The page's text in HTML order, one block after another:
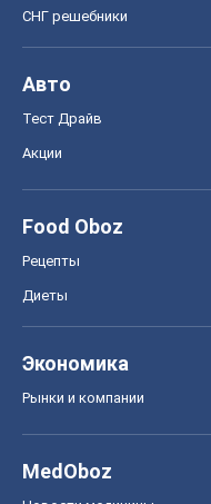
СНГ решебники
Авто
Тест Драйв
Акции
Food Oboz
Рецепты
Диеты
Экономика
Рынки и компании
MedOboz